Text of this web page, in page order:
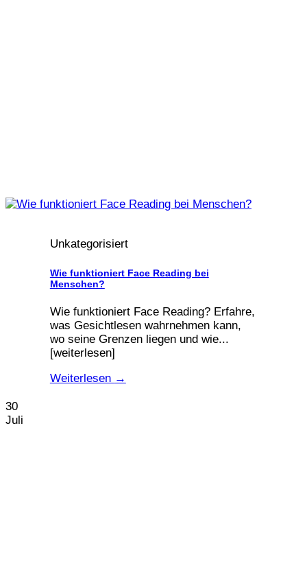
Unkategorisiert
Wie funktioniert Face Reading bei
Menschen?
Wie funktioniert Face Reading? Erfahre,
was Gesichtlesen wahrnehmen kann,
wo seine Grenzen liegen und wie...
[weiterlesen]
Weiterlesen →
30
Juli